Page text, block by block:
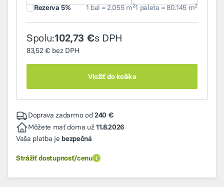
Rezerva 5% 1 bal = 2.055 m21 paleta = 80.145 m2
Spolu:102,73 €s DPH
83,52 € bez DPH
Vložiť do košíka
Doprava zadarmo od 240 €
Môžete mať doma už11.8.2026
Vaša platba jebezpečná
Strážiť dostupnosť/cenu